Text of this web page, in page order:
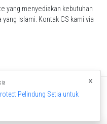
yang menyediakan kebutuhan
Islami. Kontak CS kami via
×
Pelindung Setia untuk